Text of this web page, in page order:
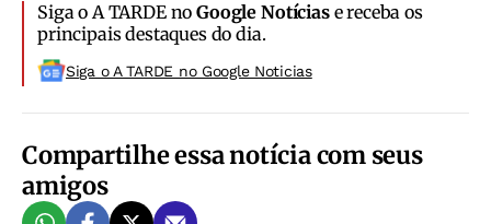
Siga o A TARDE noGoogle Notíciase receba os
principais destaques do dia.
Siga o A TARDE no Google Noticias
Compartilhe essa notícia com seus
amigos